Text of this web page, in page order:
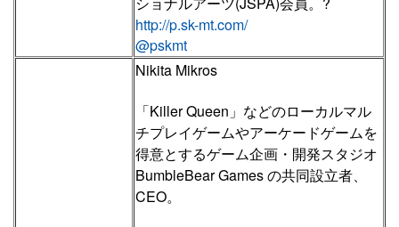
http://p.sk-mt.com/
@pskmt
Nikita Mikros
「Killer Queen」などのローカルマル
チプレイゲームやアーケードゲームを
得意とするゲーム企画・開発スタジオ
BumbleBear Games の共同設立者、
CEO。